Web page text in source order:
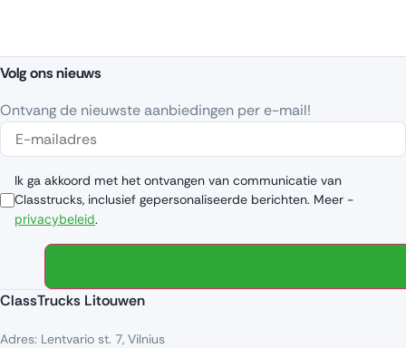
Volg ons nieuws
Ontvang de nieuwste aanbiedingen per e-mail!
Ik ga akkoord met het ontvangen van communicatie van
Classtrucks, inclusief gepersonaliseerde berichten. Meer -
privacybeleid.
ClassTrucks Litouwen
Adres: Lentvario st. 7, Vilnius